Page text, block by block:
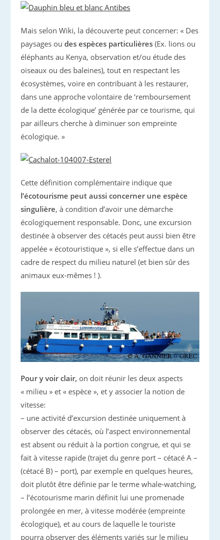
Mais selon Wiki, la découverte peut concerner: « Des
paysages oudes espèces particulières (Ex. lions ou
éléphants au Kenya, observation et/ou étude des
oiseaux ou des baleines), tout en respectant les
écosystèmes, voire en contribuant à les restaurer,
dans une approche volontaire de ‘remboursement
de la dette écologique’ générée par ce tourisme, qui
par ailleurs cherche à diminuer son empreinte
écologique. »
Cette définition complémentaire indique que
l’écotourisme peut aussi concerner une espèce
singulière, à condition d’avoir une démarche
écologiquement responsable. Donc, une excursion
destinée à observer des cétacés peut aussi bien être
appelée « écotouristique », si elle s’effectue dans un
cadre de respect du milieu naturel (et bien sûr des
animaux eux-mêmes ! ).
Pour y voir clair, on doit réunir les deux aspects
« milieu » et « espèce », et y associer la notion de
vitesse:
– une activité d’excursion destinée uniquement à
observer des cétacés, où l’aspect environnemental
est absent ou réduit à la portion congrue, et qui se
fait à vitesse rapide (trajet du genre port – cétacé A –
(cétacé B) – port), par exemple en quelques heures,
doit plutôt être définie par le terme whale-watching,
– l’écotourisme marin définit lui une promenade
prolongée en mer, à vitesse modérée (empreinte
écologique), et au cours de laquelle le touriste
pourra observer des éléments variés sur le milieu